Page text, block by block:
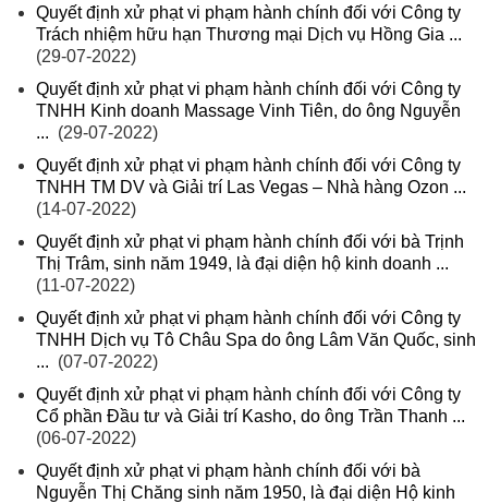
Quyết định xử phạt vi phạm hành chính đối với Công ty
Trách nhiệm hữu hạn Thương mại Dịch vụ Hồng Gia ...
(29-07-2022)
Quyết định xử phạt vi phạm hành chính đối với Công ty
TNHH Kinh doanh Massage Vinh Tiên, do ông Nguyễn
... (29-07-2022)
Quyết định xử phạt vi phạm hành chính đối với Công ty
TNHH TM DV và Giải trí Las Vegas – Nhà hàng Ozon ...
(14-07-2022)
Quyết định xử phạt vi phạm hành chính đối với bà Trịnh
Thị Trâm, sinh năm 1949, là đại diện hộ kinh doanh ...
(11-07-2022)
Quyết định xử phạt vi phạm hành chính đối với Công ty
TNHH Dịch vụ Tô Châu Spa do ông Lâm Văn Quốc, sinh
... (07-07-2022)
Quyết định xử phạt vi phạm hành chính đối với Công ty
Cổ phần Đầu tư và Giải trí Kasho, do ông Trần Thanh ...
(06-07-2022)
Quyết định xử phạt vi phạm hành chính đối với bà
Nguyễn Thị Chăng sinh năm 1950, là đại diện Hộ kinh